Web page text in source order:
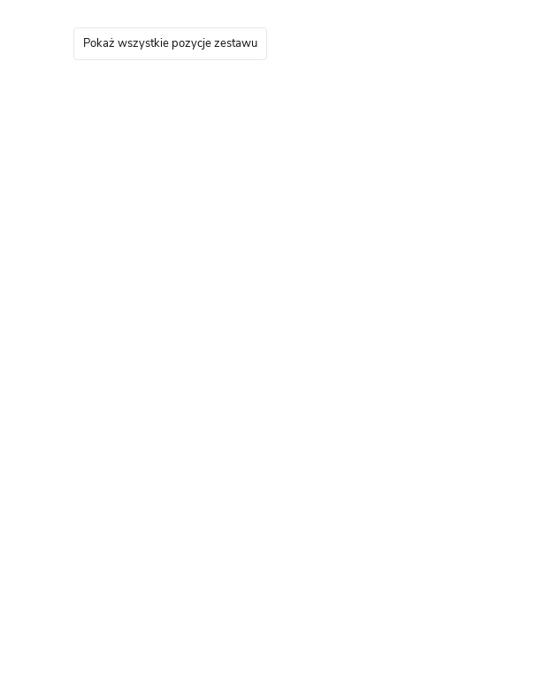
Pokaż wszystkie pozycje zestawu